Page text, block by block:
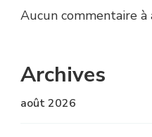
Aucun commentaire à
Archives
août 2026